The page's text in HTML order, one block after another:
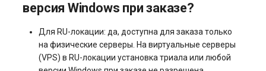
версия Windows при заказе?
Для RU-локации: да, доступна для заказа только
на физические серверы. На виртуальные серверы
(VPS) в RU-локации установка триала или любой